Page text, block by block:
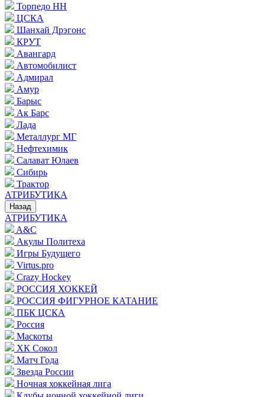
Торпедо НН
ЦСКА
Шанхай Дрэгонс
КРУТ
Авангард
Автомобилист
Адмирал
Амур
Барыс
Ак Барс
Лада
Металлург МГ
Нефтехимик
Салават Юлаев
Сибирь
Трактор
АТРИБУТИКА
Назад
АТРИБУТИКА
A&C
Акулы Политеха
Игры Будущего
Virtus.pro
Crazy Hockey
РОССИЯ ХОККЕЙ
РОССИЯ ФИГУРНОЕ КАТАНИЕ
ПБК ЦСКА
Россия
Маскоты
ХК Сокол
Матч Года
Звезда России
Ночная хоккейная лига